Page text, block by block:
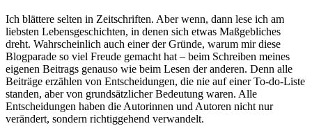
Ich blättere selten in Zeitschriften. Aber wenn, dann lese ich am
liebsten Lebensgeschichten, in denen sich etwas Maßgebliches
dreht. Wahrscheinlich auch einer der Gründe, warum mir diese
Blogparade so viel Freude gemacht hat – beim Schreiben meines
eigenen Beitrags genauso wie beim Lesen der anderen. Denn alle
Beiträge erzählen von Entscheidungen, die nie auf einer To-do-Liste
standen, aber von grundsätzlicher Bedeutung waren. Alle
Entscheidungen haben die Autorinnen und Autoren nicht nur
verändert, sondern richtiggehend verwandelt.